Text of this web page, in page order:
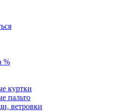
%
куртки
пальто
ветровки